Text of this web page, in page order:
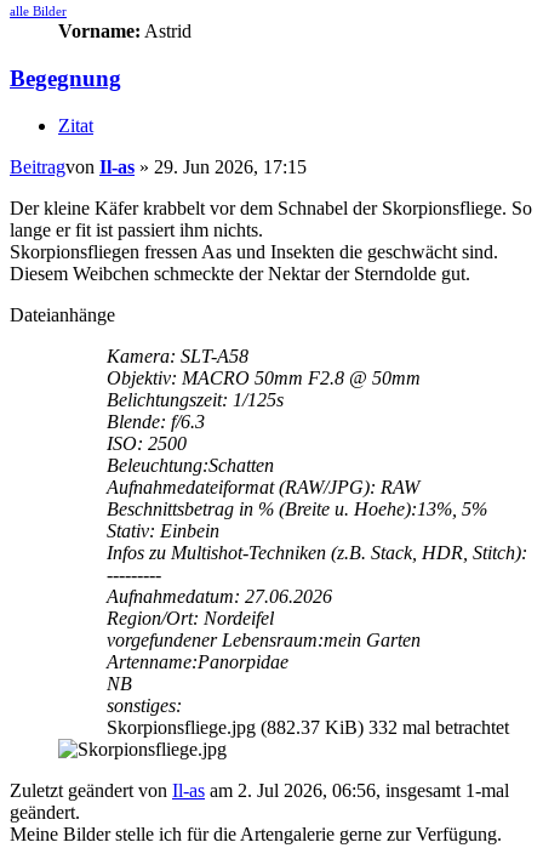
alle Bilder
Vorname: Astrid
Begegnung
Zitat
Beitragvon Il-as » 29. Jun 2026, 17:15
Der kleine Käfer krabbelt vor dem Schnabel der Skorpionsfliege. So
lange er fit ist passiert ihm nichts.
Skorpionsfliegen fressen Aas und Insekten die geschwächt sind.
Diesem Weibchen schmeckte der Nektar der Sterndolde gut.
Dateianhänge
Kamera: SLT-A58
Objektiv: MACRO 50mm F2.8 @ 50mm
Belichtungszeit: 1/125s
Blende: f/6.3
ISO: 2500
Beleuchtung:Schatten
Aufnahmedateiformat (RAW/JPG): RAW
Beschnittsbetrag in % (Breite u. Hoehe):13%, 5%
Stativ: Einbein
Infos zu Multishot-Techniken (z.B. Stack, HDR, Stitch):
---------
Aufnahmedatum: 27.06.2026
Region/Ort: Nordeifel
vorgefundener Lebensraum:mein Garten
Artenname:Panorpidae
NB
sonstiges:
Skorpionsfliege.jpg (882.37 KiB) 332 mal betrachtet
Zuletzt geändert von Il-as am 2. Jul 2026, 06:56, insgesamt 1-mal
geändert.
Meine Bilder stelle ich für die Artengalerie gerne zur Verfügung.